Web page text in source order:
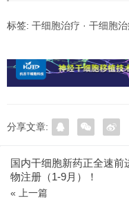
标签: 干细胞治疗 · 干细胞
分享文章:
国内干细胞新药正全速前
物注册（1-9月）！
« 上一篇